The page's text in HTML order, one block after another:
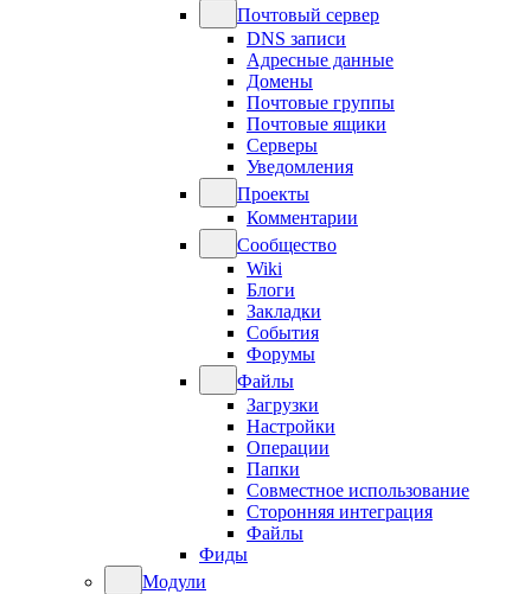
Почтовый сервер
DNS записи
Адресные данные
Домены
Почтовые группы
Почтовые ящики
Серверы
Уведомления
Проекты
Комментарии
Сообщество
Wiki
Блоги
Закладки
События
Форумы
Файлы
Загрузки
Настройки
Операции
Папки
Совместное использование
Сторонняя интеграция
Файлы
Фиды
Модули